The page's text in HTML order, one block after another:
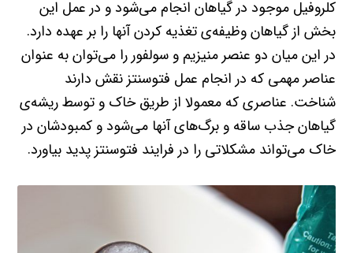
کلروفیل موجود در گیاهان انجام می‌شود و در عمل این
بخش از گیاهان وظیفه‌ی تغذیه‌ کردن آنها را بر عهده دارد.
در این میان دو عنصر منیزیم و سولفور را می‌توان به عنوان
عناصر مهمی که در انجام عمل فتوسنتز نقش دارند
شناخت. عناصری که معمولا از طریق خاک و توسط ریشه‌ی
گیاهان جذب ساقه و برگ‌های آنها می‌شود و کمبودشان در
خاک می‌تواند مشکلاتی را در فرایند فتوسنتز پدید بیاورد.